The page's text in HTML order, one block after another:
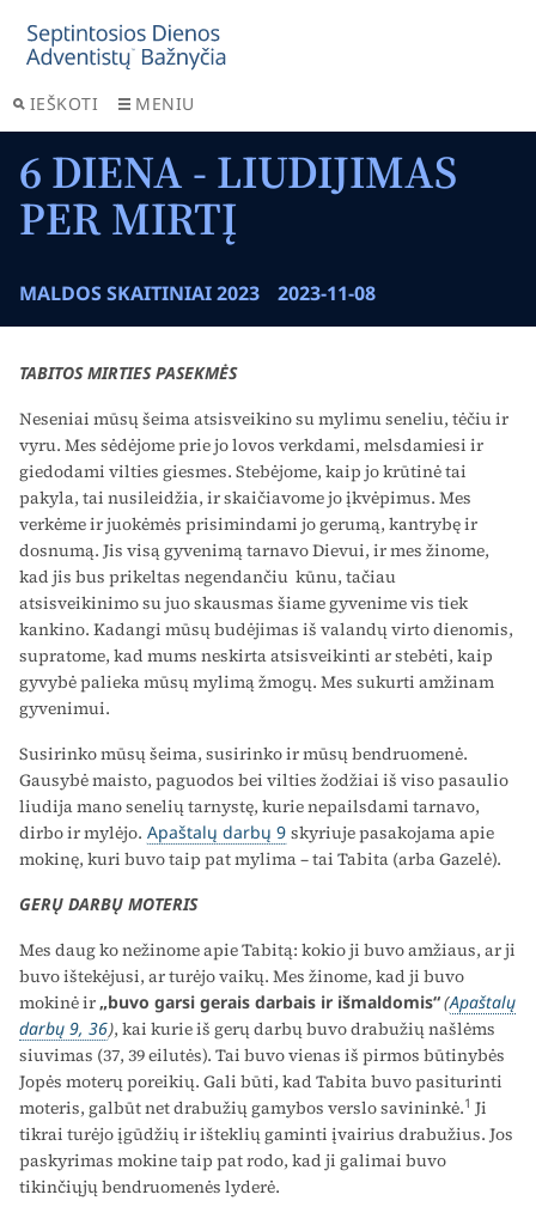
IEŠKOTI MENIU
6 DIENA - LIUDIJIMAS
PER MIRTĮ
MALDOS SKAITINIAI 2023 2023-11-08
TABITOS MIRTIES PASEKMĖS
Neseniai mūsų šeima atsisveikino su mylimu seneliu, tėčiu ir
vyru. Mes sėdėjome prie jo lovos verkdami, melsdamiesi ir
giedodami vilties giesmes. Stebėjome, kaip jo krūtinė tai
pakyla, tai nusileidžia, ir skaičiavome jo įkvėpimus. Mes
verkėme ir juokėmės prisimindami jo gerumą, kantrybę ir
dosnumą. Jis visą gyvenimą tarnavo Dievui, ir mes žinome,
kad jis bus prikeltas negendančiu kūnu, tačiau
atsisveikinimo su juo skausmas šiame gyvenime vis tiek
kankino. Kadangi mūsų budėjimas iš valandų virto dienomis,
supratome, kad mums neskirta atsisveikinti ar stebėti, kaip
gyvybė palieka mūsų mylimą žmogų. Mes sukurti amžinam
gyvenimui.
Susirinko mūsų šeima, susirinko ir mūsų bendruomenė.
Gausybė maisto, paguodos bei vilties žodžiai iš viso pasaulio
liudija mano senelių tarnystę, kurie nepailsdami tarnavo,
dirbo ir mylėjo. Apaštalų darbų 9 skyriuje pasakojama apie
mokinę, kuri buvo taip pat mylima – tai Tabita (arba Gazelė).
GERŲ DARBŲ MOTERIS
Mes daug ko nežinome apie Tabitą: kokio ji buvo amžiaus, ar ji
buvo ištekėjusi, ar turėjo vaikų. Mes žinome, kad ji buvo
mokinė ir„buvo garsi gerais darbais ir išmaldomis“(Apaštalų
darbų 9, 36), kai kurie iš gerų darbų buvo drabužių našlėms
siuvimas (37, 39 eilutės). Tai buvo vienas iš pirmos būtinybės
Jopės moterų poreikių. Gali būti, kad Tabita buvo pasiturinti
moteris, galbūt net drabužių gamybos verslo savininkė.1 Ji
tikrai turėjo įgūdžių ir išteklių gaminti įvairius drabužius. Jos
paskyrimas mokine taip pat rodo, kad ji galimai buvo
tikinčiųjų bendruomenės lyderė.